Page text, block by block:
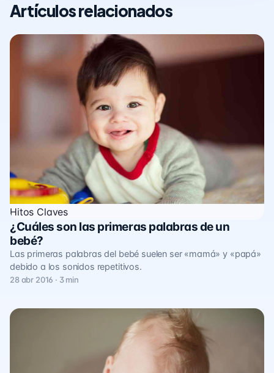
Artículos relacionados
Hitos Claves
¿Cuáles son las primeras palabras de un
bebé?
Las primeras palabras del bebé suelen ser «mamá» y «papá»
debido a los sonidos repetitivos.
28 abr 2016 · 3 min